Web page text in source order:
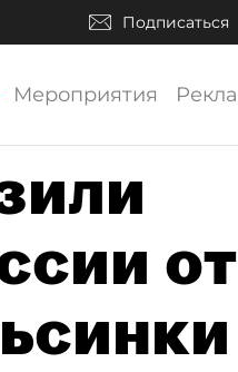
Подписаться
Мероприятия
от